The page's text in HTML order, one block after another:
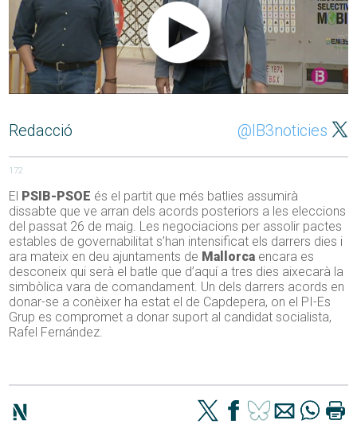
Redacció @IB3noticies
172
El PSIB-PSOE és el partit que més batlies assumirà
dissabte que ve arran dels acords posteriors a les eleccions
del passat 26 de maig. Les negociacions per assolir pactes
estables de governabilitat s’han intensificat els darrers dies i
ara mateix en deu ajuntaments de Mallorca encara es
desconeix qui serà el batle que d’aquí a tres dies aixecarà la
simbòlica vara de comandament. Un dels darrers acords en
donar-se a conèixer ha estat el de Capdepera, on el PI-Es
Grup es compromet a donar suport al candidat socialista,
Rafel Fernández.